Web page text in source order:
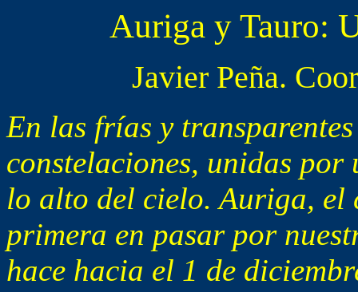
Auriga y Tauro:
Javier Peña.
En las frías y
constelaciones, unidas por
lo alto del cielo. Auriga, el
primera en pasar por
hace hacia el 1 de